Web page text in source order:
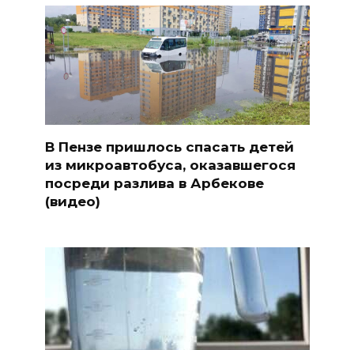
В Пензе пришлось спасать детей
из микроавтобуса, оказавшегося
посреди разлива в Арбекове
(видео)